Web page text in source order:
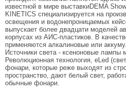
известной в мире выставкиDEMA
KINETICS специализируется на
освещения и водонепроницаемых
выпускает более двадцати моделей
корпусах из АИС-пластиков. В
применяются алкалиновые или
Источники света - ксеноновые лампы
Революционная технология, eLed
фонари, которые реже выходят из
пространство, дают белый свет,
обычные фонари.